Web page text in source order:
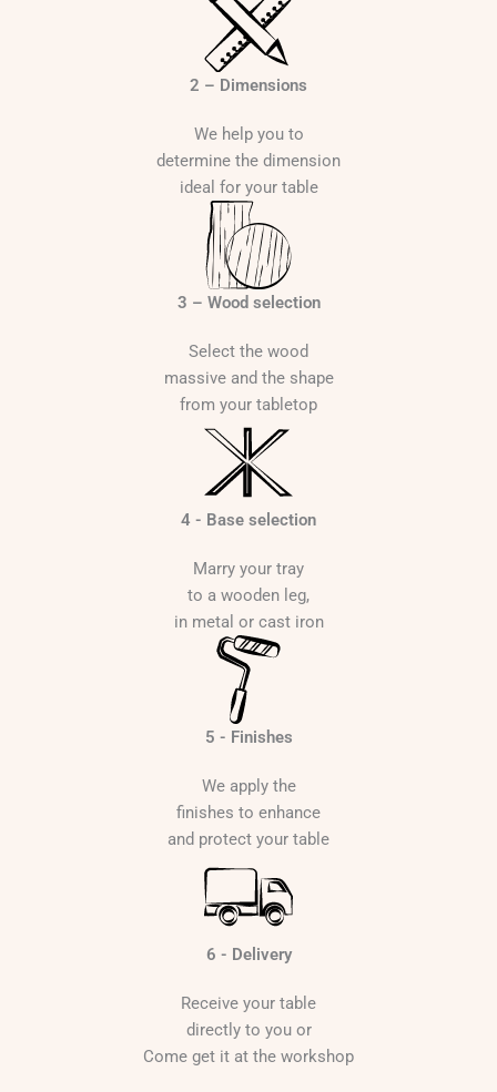
h
2 – Dimensions
We help you to
determine the dimension
ideal for your table
3 – Wood selection
Select the wood
massive and the shape
from your tabletop
4 - Base selection
Marry your tray
to a wooden leg,
in metal or cast iron
5 - Finishes
We apply the
finishes to enhance
and protect your table
6 - Delivery
Receive your table
directly to you or
Come get it at the workshop